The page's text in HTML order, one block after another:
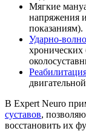
Мягкие
напряжения
показаниям).
Ударно-
В Expert Neuro
суставов,
восстановить их